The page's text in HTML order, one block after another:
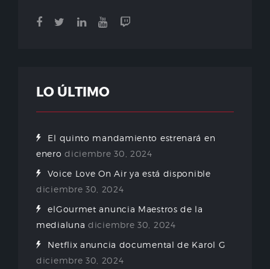
LO ÚLTIMO
El quinto mandamiento estrenará en
enero diciembre 30, 2024
Voice Love On Air ya está disponible
diciembre 30, 2024
elGourmet anuncia Maestros de la
medialuna diciembre 30, 2024
Netflix anuncia documental de Karol G
diciembre 30, 2024